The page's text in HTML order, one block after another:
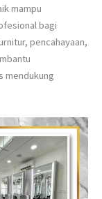
mampu
bagi
pencahayaan,
mendukung